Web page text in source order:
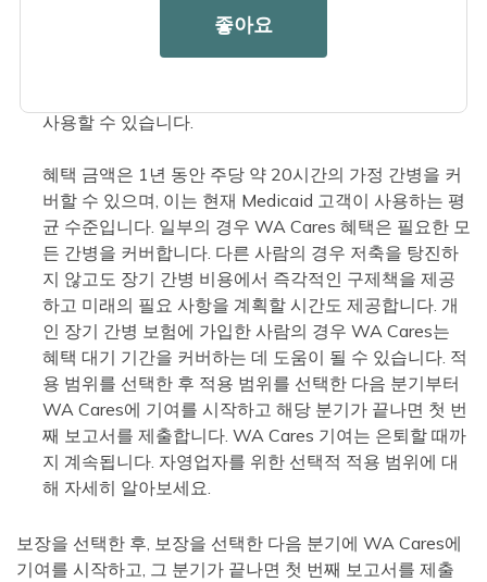
독립적으로 살 수 있도록 설계되었습니다. 혜택은 가정
사용할 수 있습니다.
혜택 금액은 1년 동안 주당 약 20시간의 가정 간병을 커
버할 수 있으며, 이는 현재 Medicaid 고객이 사용하는 평
균 수준입니다. 일부의 경우 WA Cares 혜택은 필요한 모
든 간병을 커버합니다. 다른 사람의 경우 저축을 탕진하
지 않고도 장기 간병 비용에서 즉각적인 구제책을 제공
하고 미래의 필요 사항을 계획할 시간도 제공합니다. 개
인 장기 간병 보험에 가입한 사람의 경우 WA Cares는
혜택 대기 기간을 커버하는 데 도움이 될 수 있습니다. 적
용 범위를 선택한 후 적용 범위를 선택한 다음 분기부터
WA Cares에 기여를 시작하고 해당 분기가 끝나면 첫 번
째 보고서를 제출합니다. WA Cares 기여는 은퇴할 때까
지 계속됩니다. 자영업자를 위한 선택적 적용 범위에 대
해 자세히 알아보세요.
보장을 선택한 후, 보장을 선택한 다음 분기에 WA Cares에
기여를 시작하고, 그 분기가 끝나면 첫 번째 보고서를 제출
좋아요